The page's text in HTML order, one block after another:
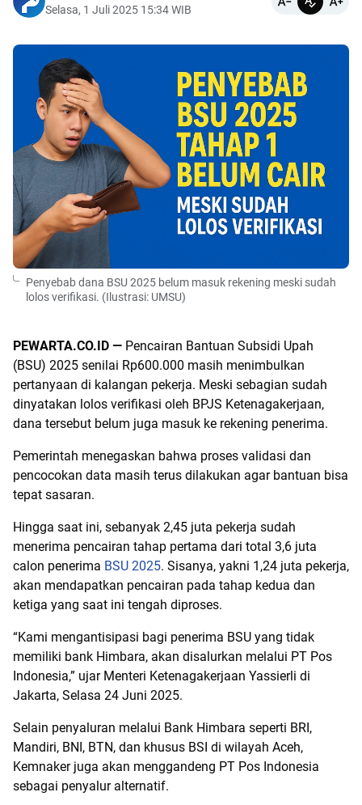
Selasa, 1 Juli 2025 15:34 WIB
Penyebab dana BSU 2025 belum masuk rekening meski sudah
lolos verifikasi. (Ilustrasi: UMSU)
PEWARTA.CO.ID — Pencairan Bantuan Subsidi Upah
(BSU) 2025 senilai Rp600.000 masih menimbulkan
pertanyaan di kalangan pekerja. Meski sebagian sudah
dinyatakan lolos verifikasi oleh BPJS Ketenagakerjaan,
dana tersebut belum juga masuk ke rekening penerima.
Pemerintah menegaskan bahwa proses validasi dan
pencocokan data masih terus dilakukan agar bantuan bisa
tepat sasaran.
Hingga saat ini, sebanyak 2,45 juta pekerja sudah
menerima pencairan tahap pertama dari total 3,6 juta
calon penerima BSU 2025. Sisanya, yakni 1,24 juta pekerja,
akan mendapatkan pencairan pada tahap kedua dan
ketiga yang saat ini tengah diproses.
“Kami mengantisipasi bagi penerima BSU yang tidak
memiliki bank Himbara, akan disalurkan melalui PT Pos
Indonesia,” ujar Menteri Ketenagakerjaan Yassierli di
Jakarta, Selasa 24 Juni 2025.
Selain penyaluran melalui Bank Himbara seperti BRI,
Mandiri, BNI, BTN, dan khusus BSI di wilayah Aceh,
Kemnaker juga akan menggandeng PT Pos Indonesia
sebagai penyalur alternatif.